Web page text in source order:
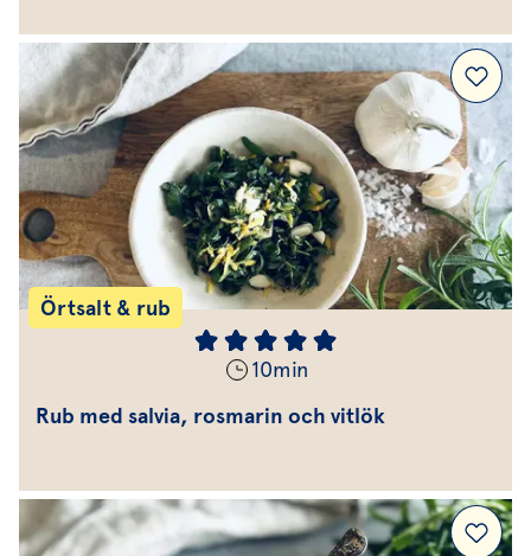
Örtsalt & rub
10min
Rub med salvia, rosmarin och vitlök